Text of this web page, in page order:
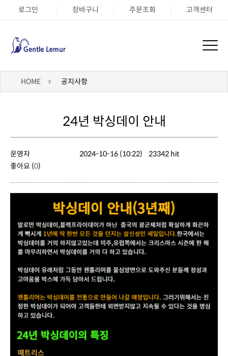
로그인 장바구니 주문조회 고객센터
HOME 공지사항
24년 박싱데이 안내
운영자 2024-10-16 (10:22)
23342 hit
좋아요 (0)